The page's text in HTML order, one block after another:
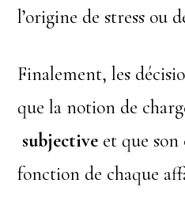
l’origine de stress ou
Finalement, les
que la notion de
subjective et que son
fonction de chaque